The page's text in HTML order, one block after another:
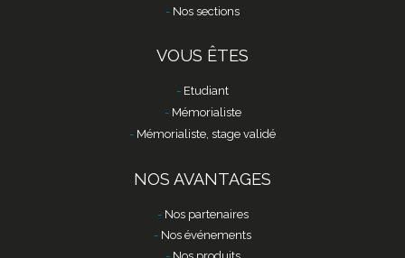
Nos sections
VOUS ÊTES
Etudiant
Mémorialiste
Mémorialiste, stage validé
NOS AVANTAGES
Nos partenaires
Nos événements